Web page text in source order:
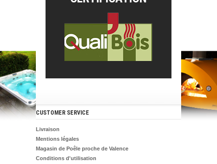
CUSTOMER SERVICE
Livraison
Mentions légales
Magasin de Poêle proche de Valence
Conditions d'utilisation